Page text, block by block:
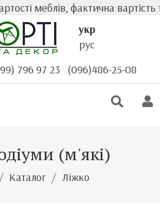
фактична вартість
укр
рус
796 97 23 (096)486-25-08
(м'які)
Каталог Ліжко